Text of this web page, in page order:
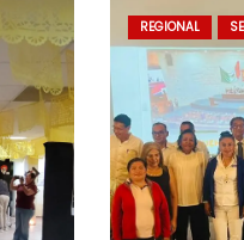
REGIONAL